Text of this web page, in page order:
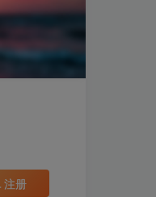
注册